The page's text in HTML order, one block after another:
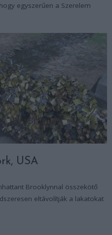
egyszerűen a Szerelem
USA
Brooklynnal összekötő
eltávolítják a lakatokat